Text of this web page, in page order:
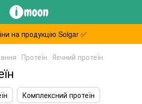
на продукцію Solgar ✅
Протеїн Яєчний протеїн
Комплексний протеїн